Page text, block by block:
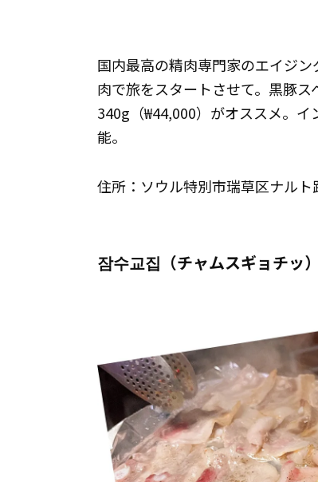
国内最高の精肉専門家のエイジ
肉で旅をスタートさせて。黒豚
340g（₩44,000）がオススメ。イ
能。
住所：ソウル特別市瑞草区ナルト
잠수교집（チャムスギョチッ